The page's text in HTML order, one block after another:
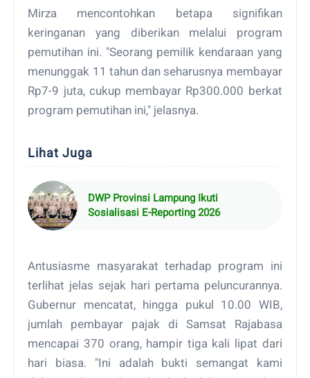
Mirza mencontohkan betapa signifikan
keringanan yang diberikan melalui program
pemutihan ini. "Seorang pemilik kendaraan yang
menunggak 11 tahun dan seharusnya membayar
Rp7-9 juta, cukup membayar Rp300.000 berkat
program pemutihan ini," jelasnya.
Lihat Juga
DWP Provinsi Lampung Ikuti
Sosialisasi E-Reporting 2026
Antusiasme masyarakat terhadap program ini
terlihat jelas sejak hari pertama peluncurannya.
Gubernur mencatat, hingga pukul 10.00 WIB,
jumlah pembayar pajak di Samsat Rajabasa
mencapai 370 orang, hampir tiga kali lipat dari
hari biasa. "Ini adalah bukti semangat kami